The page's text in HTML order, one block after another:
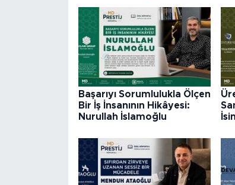
Başarıyı Sorumlulukla Ölçen
Bir İş İnsanının Hikâyesi:
Nurullah İslamoğlu